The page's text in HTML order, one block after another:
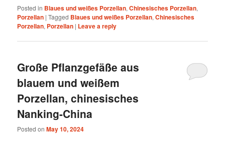
Posted in Blaues und weißes Porzellan,Chinesisches Porzellan,
Porzellan |Tagged Blaues und weißes Porzellan,Chinesisches
Porzellan, Porzellan | Leave a reply
Große Pflanzgefäße aus
blauem und weißem
Porzellan, chinesisches
Nanking-China
Posted onMay 10, 2024